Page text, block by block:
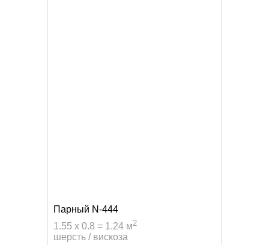
Парный N-444
1.55 x 0.8 = 1.24 м2
шерсть / вискоза